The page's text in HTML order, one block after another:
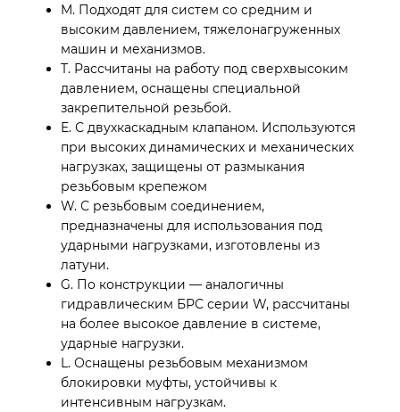
M. Подходят для систем со средним и
высоким давлением, тяжелонагруженных
машин и механизмов.
T. Рассчитаны на работу под сверхвысоким
давлением, оснащены специальной
закрепительной резьбой.
E. С двухкаскадным клапаном. Используются
при высоких динамических и механических
нагрузках, защищены от размыкания
резьбовым крепежом
W. С резьбовым соединением,
предназначены для использования под
ударными нагрузками, изготовлены из
латуни.
G. По конструкции — аналогичны
гидравлическим БРС серии W, рассчитаны
на более высокое давление в системе,
ударные нагрузки.
L. Оснащены резьбовым механизмом
блокировки муфты, устойчивы к
интенсивным нагрузкам.